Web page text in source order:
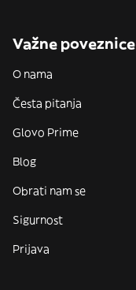
Važne poveznice
O nama
Česta pitanja
Glovo Prime
Blog
Obrati nam se
Sigurnost
Prijava